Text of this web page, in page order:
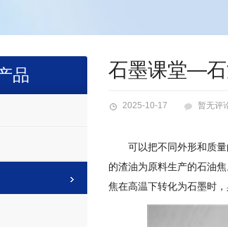
石墨课堂—
2025-10-17 暂无评
可以把不同外形和质
的渣油为原料生产的石油
焦在高温下转化为石墨时
品